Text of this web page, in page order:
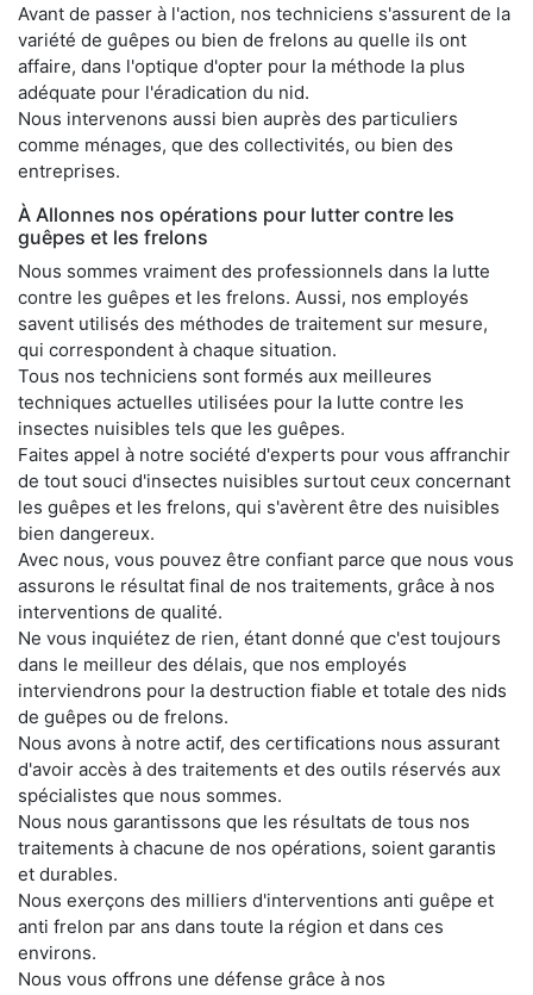
Avant de passer à l'action, nos techniciens s'assurent de la
variété de guêpes ou bien de frelons au quelle ils ont
affaire, dans l'optique d'opter pour la méthode la plus
adéquate pour l'éradication du nid.
Nous intervenons aussi bien auprès des particuliers
comme ménages, que des collectivités, ou bien des
entreprises.
À Allonnes nos opérations pour lutter contre les
guêpes et les frelons
Nous sommes vraiment des professionnels dans la lutte
contre les guêpes et les frelons. Aussi, nos employés
savent utilisés des méthodes de traitement sur mesure,
qui correspondent à chaque situation.
Tous nos techniciens sont formés aux meilleures
techniques actuelles utilisées pour la lutte contre les
insectes nuisibles tels que les guêpes.
Faites appel à notre société d'experts pour vous affranchir
de tout souci d'insectes nuisibles surtout ceux concernant
les guêpes et les frelons, qui s'avèrent être des nuisibles
bien dangereux.
Avec nous, vous pouvez être confiant parce que nous vous
assurons le résultat final de nos traitements, grâce à nos
interventions de qualité.
Ne vous inquiétez de rien, étant donné que c'est toujours
dans le meilleur des délais, que nos employés
interviendrons pour la destruction fiable et totale des nids
de guêpes ou de frelons.
Nous avons à notre actif, des certifications nous assurant
d'avoir accès à des traitements et des outils réservés aux
spécialistes que nous sommes.
Nous nous garantissons que les résultats de tous nos
traitements à chacune de nos opérations, soient garantis
et durables.
Nous exerçons des milliers d'interventions anti guêpe et
anti frelon par ans dans toute la région et dans ces
environs.
Nous vous offrons une défense grâce à nos